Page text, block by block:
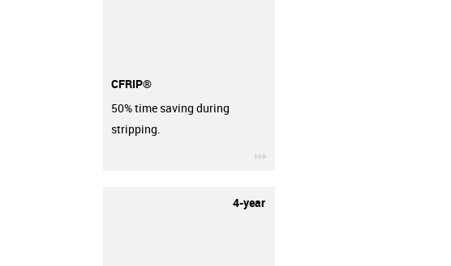
CFRIP®
50% time saving during
stripping.
4-year